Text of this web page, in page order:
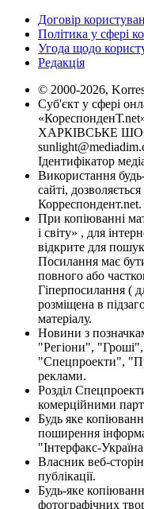
Договір
Політика у сфері
Угода щодо
Редакція
© 2000-2026,
Суб'єкт у сфері
ХАРКІВСЬКЕ
Ідентифікатор
Використання
сайті,
Корреспондент.net.
При копіюванні
і світу» , для
відкрите для
Посилання має
повного або
Гіперпосилання (
розміщена в
матеріалу.
Новини з
"Регіони",
"Спецпроекти",
реклами.
Розділ
комерційними
Будь яке
поширення
"Інтерфакс-
Власник веб-
публікації.
Будь-яке
фотографічних